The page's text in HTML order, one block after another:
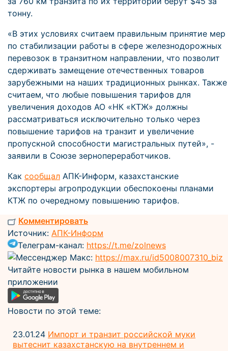
тонну.
«В этих условиях считаем правильным принятие мер
по стабилизации работы в сфере железнодорожных
перевозок в транзитном направлении, что позволит
сдерживать замещение отечественных товаров
зарубежными на наших традиционных рынках. Также
считаем, что любые повышения тарифов для
увеличения доходов АО «НК «КТЖ» должны
рассматриваться исключительно только через
повышение тарифов на транзит и увеличение
пропускной способности магистральных путей», -
заявили в Союзе зернопереработчиков.
Как сообщал АПК-Информ, казахстанские
экспортеры агропродукции обеспокоены планами
КТЖ по очередному повышению тарифов.
Комментировать
Источник: АПК-Информ
Телеграм-канал: https://t.me/zolnews
Мессенджер Макс: https://max.ru/id5008007310_biz
Читайте новости рынка в нашем мобильном
приложении
Новости по этой теме:
23.01.24 Импорт и транзит российской муки
вытеснит казахстанскую на внутреннем и